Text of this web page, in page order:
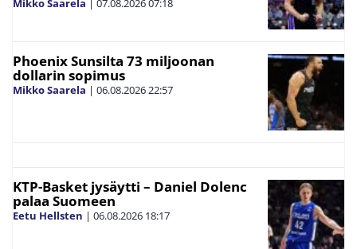
Mikko Saarela 07.08.202607:18
Phoenix Sunsilta 73 miljoonan
dollarin sopimus
Mikko Saarela | 06.08.202622:57
KTP-Basket jysäytti – Daniel Dolenc
palaa Suomeen
Eetu Hellsten | 06.08.2026 18:17